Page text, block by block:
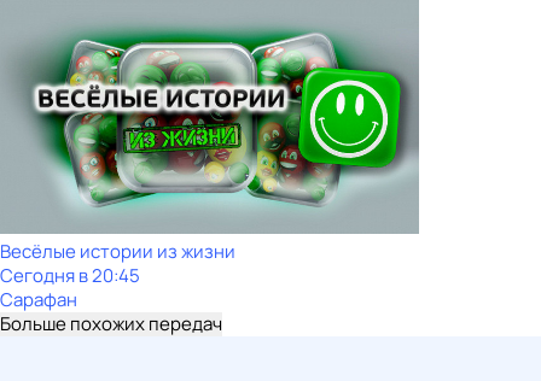
Весёлые истории из жизни
Сегодня в 20:45
Сарафан
Больше похожих передач